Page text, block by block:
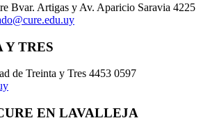
Bvar. Artigas y Av. Aparicio Saravia 4225
Y TRES
de Treinta y Tres 4453 0597
EN LAVALLEJA